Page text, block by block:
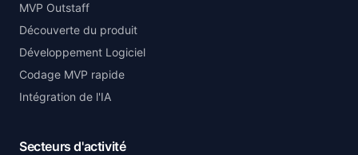
MVP Outstaff
Découverte du produit
Développement Logiciel
Codage MVP rapide
Intégration de l'IA
Secteurs d'activité